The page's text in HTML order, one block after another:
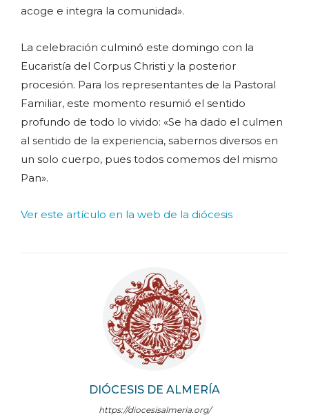
DIÓCESIS DE ALMERÍA
https://diocesisalmeria.org/
acoge e integra la comunidad».
La celebración culminó este domingo con la
Eucaristía del Corpus Christi y la posterior
procesión. Para los representantes de la Pastoral
Familiar, este momento resumió el sentido
profundo de todo lo vivido: «Se ha dado el culmen
al sentido de la experiencia, sabernos diversos en
un solo cuerpo, pues todos comemos del mismo
Pan».
Ver este artículo en la web de la diócesis